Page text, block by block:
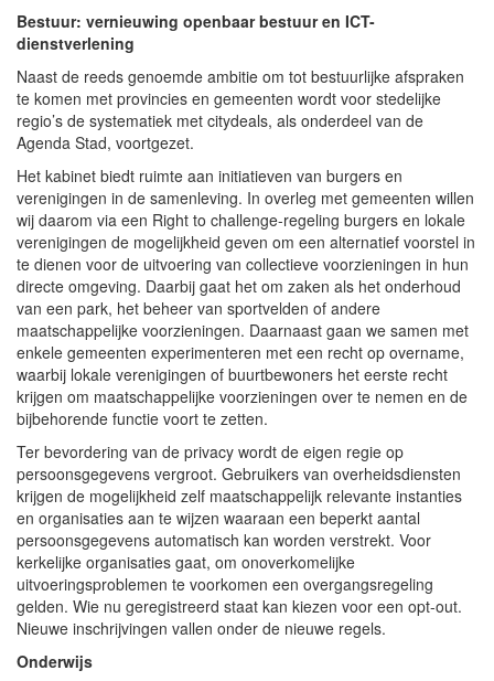
Bestuur: vernieuwing openbaar bestuur en ICT-
dienstverlening
Naast de reeds genoemde ambitie om tot bestuurlijke afspraken
te komen met provincies en gemeenten wordt voor stedelijke
regio’s de systematiek met citydeals, als onderdeel van de
Agenda Stad, voortgezet.
Het kabinet biedt ruimte aan initiatieven van burgers en
verenigingen in de samenleving. In overleg met gemeenten willen
wij daarom via een Right to challenge-regeling burgers en lokale
verenigingen de mogelijkheid geven om een alternatief voorstel in
te dienen voor de uitvoering van collectieve voorzieningen in hun
directe omgeving. Daarbij gaat het om zaken als het onderhoud
van een park, het beheer van sportvelden of andere
maatschappelijke voorzieningen. Daarnaast gaan we samen met
enkele gemeenten experimenteren met een recht op overname,
waarbij lokale verenigingen of buurtbewoners het eerste recht
krijgen om maatschappelijke voorzieningen over te nemen en de
bijbehorende functie voort te zetten.
Ter bevordering van de privacy wordt de eigen regie op
persoonsgegevens vergroot. Gebruikers van overheidsdiensten
krijgen de mogelijkheid zelf maatschappelijk relevante instanties
en organisaties aan te wijzen waaraan een beperkt aantal
persoonsgegevens automatisch kan worden verstrekt. Voor
kerkelijke organisaties gaat, om onoverkomelijke
uitvoeringsproblemen te voorkomen een overgangsregeling
gelden. Wie nu geregistreerd staat kan kiezen voor een opt-out.
Nieuwe inschrijvingen vallen onder de nieuwe regels.
Onderwijs